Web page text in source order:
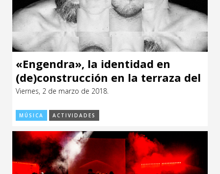
«Engendra», la identidad en
(de)construcción en la terraza del
CCE con MöR
Viernes, 2 de marzo de 2018.
MÚSICA ACTIVIDADES